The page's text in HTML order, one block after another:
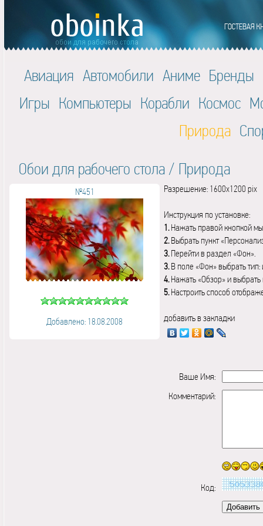
Авиация Автомобили Аниме Бренды
Игры Компьютеры Корабли Космос
Природа
Обои для рабочего стола / Природа
№451
Добавлено: 18.08.2008
Разрешение: 1600x1200 pix
Инструкция по установке:
1.Нажать правой кнопкой
2.Выбрать пункт
3.Перейти в раздел «Фон».
3.В поле «Фон» выбрать
4.Нажать «Обзор» и выбрать
5.Настроить способ
добавить в закладки
Ваше Имя:
Комментарий:
Код: